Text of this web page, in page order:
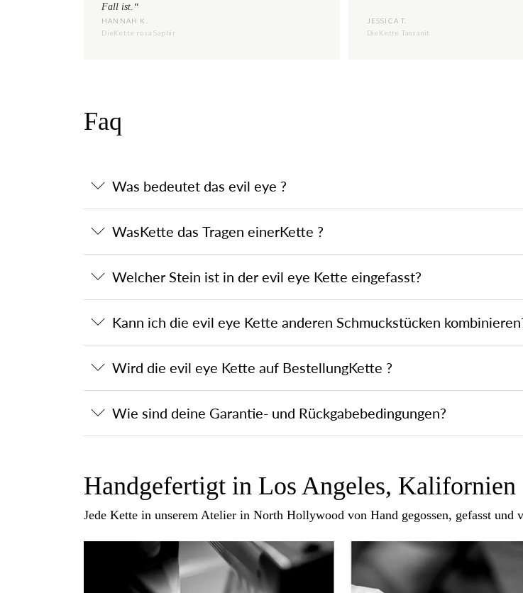
Fall ist.“
HANNAH K.
DieKette rosa Saphir
JESSICA T.
DieKette Tansanit
Faq
Was bedeutet das evil eye ?
WasKette das Tragen einerKette ?
Welcher Stein ist in der evil eye Kette eingefasst?
Kann ich die evil eye Kette anderen Schmuckstücken
Wird die evil eye Kette auf BestellungKette ?
Wie sind deine Garantie- und Rückgabebedingungen?
Handgefertigt in Los Angeles, Kalifornien
Jede Kette in unserem Atelier in North Hollywood von Hand gegossen, gefasst und